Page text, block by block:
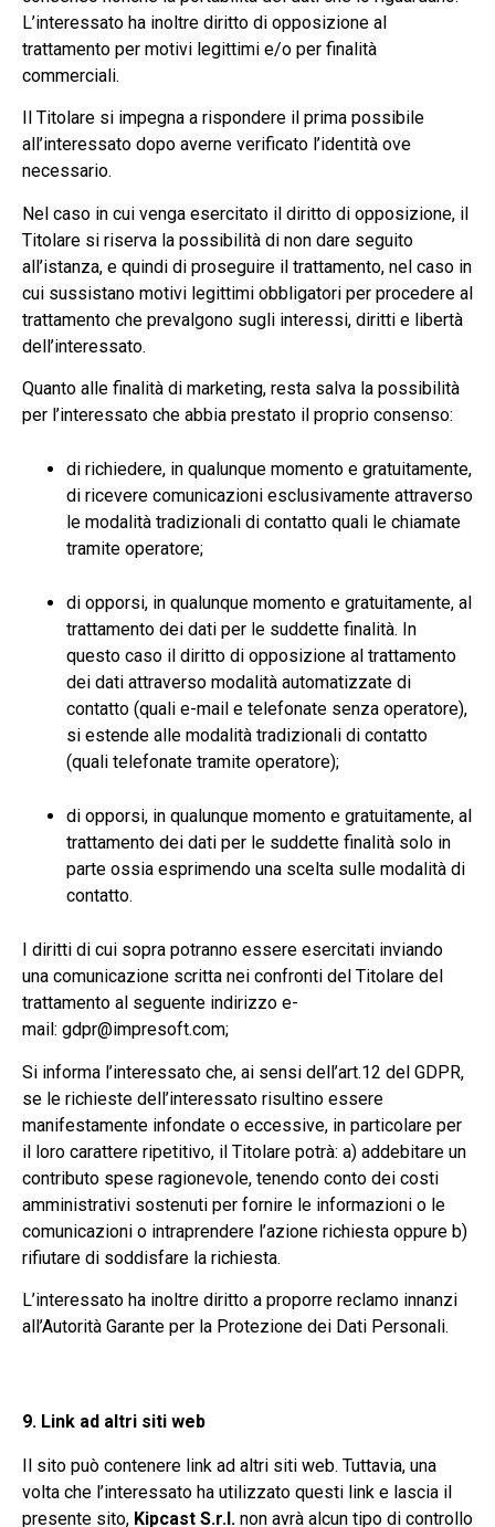
L’interessato ha inoltre diritto di opposizione al
trattamento per motivi legittimi e/o per finalità
commerciali.
Il Titolare si impegna a rispondere il prima possibile
all’interessato dopo averne verificato l’identità ove
necessario.
Nel caso in cui venga esercitato il diritto di opposizione, il
Titolare si riserva la possibilità di non dare seguito
all’istanza, e quindi di proseguire il trattamento, nel caso in
cui sussistano motivi legittimi obbligatori per procedere al
trattamento che prevalgono sugli interessi, diritti e libertà
dell’interessato.
Quanto alle finalità di marketing, resta salva la possibilità
per l’interessato che abbia prestato il proprio consenso:
di richiedere, in qualunque momento e gratuitamente,
di ricevere comunicazioni esclusivamente attraverso
le modalità tradizionali di contatto quali le chiamate
tramite operatore;
di opporsi, in qualunque momento e gratuitamente, al
trattamento dei dati per le suddette finalità. In
questo caso il diritto di opposizione al trattamento
dei dati attraverso modalità automatizzate di
contatto (quali e-mail e telefonate senza operatore),
si estende alle modalità tradizionali di contatto
(quali telefonate tramite operatore);
di opporsi, in qualunque momento e gratuitamente, al
trattamento dei dati per le suddette finalità solo in
parte ossia esprimendo una scelta sulle modalità di
contatto.
I diritti di cui sopra potranno essere esercitati inviando
una comunicazione scritta nei confronti del Titolare del
trattamento al seguente indirizzo e-
mail: gdpr@impresoft.com;
Si informa l’interessato che, ai sensi dell’art.12 del GDPR,
se le richieste dell’interessato risultino essere
manifestamente infondate o eccessive, in particolare per
il loro carattere ripetitivo, il Titolare potrà: a) addebitare un
contributo spese ragionevole, tenendo conto dei costi
amministrativi sostenuti per fornire le informazioni o le
comunicazioni o intraprendere l’azione richiesta oppure b)
rifiutare di soddisfare la richiesta.
L’interessato ha inoltre diritto a proporre reclamo innanzi
all’Autorità Garante per la Protezione dei Dati Personali.
9. Link ad altri siti web
Il sito può contenere link ad altri siti web. Tuttavia, una
volta che l’interessato ha utilizzato questi link e lascia il
presente sito, Kipcast S.r.l. non avrà alcun tipo di controllo